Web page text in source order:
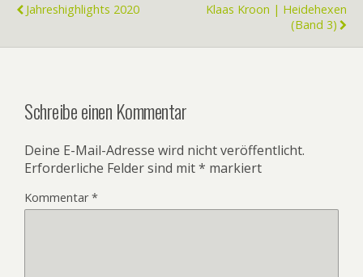
Jahreshighlights 2020
Klaas Kroon | Heidehexen
(Band 3)
Schreibe einen Kommentar
Deine E-Mail-Adresse wird nicht veröffentlicht.
Erforderliche Felder sind mit* markiert
Kommentar*